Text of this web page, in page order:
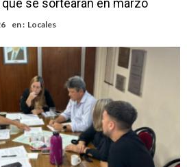
para la 5ª edición de la Expo Dose
Maldonado, el campeón juvenil de malambo
preventivas ante posibles lluvias intensas
se sortearán en marzo
en : Locales